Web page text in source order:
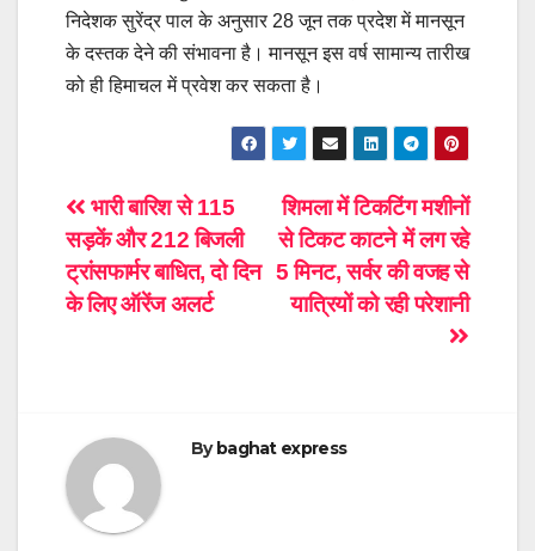
निदेशक सुरेंद्र पाल के अनुसार 28 जून तक प्रदेश में मानसून
के दस्तक देने की संभावना है। मानसून इस वर्ष सामान्य तारीख
को ही हिमाचल में प्रवेश कर सकता है।
Post
navigation
शिमला में टिकटिंग मशीनों
से टिकट काटने में लग रहे
5 मिनट, सर्वर की वजह से
यात्रियों को रही परेशानी
भारी बारिश से 115
सड़कें और 212 बिजली
ट्रांसफार्मर बाधित, दो दिन
के लिए ऑरेंज अलर्ट
Bybaghat express